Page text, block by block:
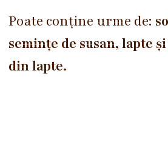
Poate conține urme de:
semințe de susan, lapte
din lapte.